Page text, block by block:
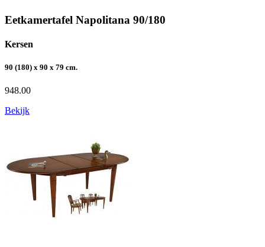
Eetkamertafel Napolitana 90/180
Kersen
90 (180) x 90 x 79 cm.
948.00
Bekijk